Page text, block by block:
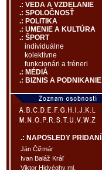
.: VEDA A VZDELANIE
.: SPOLOČNOSŤ
.: POLITIKA
.: UMENIE A KULTÚRA
.: ŠPORT
individuálne
kolektívne
funkcionári a tréneri
.: MÉDIÁ
.: BIZNIS A PODNIKANIE
.: NAPOSLEDY PRIDANÍ
Ján Čižmár
Ivan Baláž Kráľ
Viktor Hidvéghy ml.